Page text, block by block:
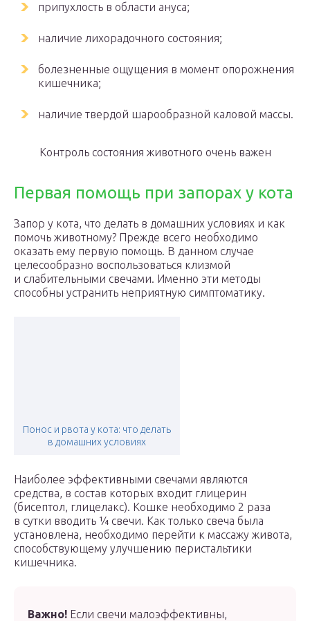
припухлость в области ануса;
наличие лихорадочного состояния;
болезненные ощущения в момент опорожнения
кишечника;
наличие твердой шарообразной каловой массы.
Контроль состояния животного очень важен
Первая помощь при запорах у кота
Запор у кота, что делать в домашних условиях и как
помочь животному? Прежде всего необходимо
оказать ему первую помощь. В данном случае
целесообразно воспользоваться клизмой
и слабительными свечами. Именно эти методы
способны устранить неприятную симптоматику.
Понос и рвота у кота: что делать
в домашних условиях
Наиболее эффективными свечами являются
средства, в состав которых входит глицерин
(бисептол, глицелакс). Кошке необходимо 2 раза
в сутки вводить ¼ свечи. Как только свеча была
установлена, необходимо перейти к массажу живота,
способствующему улучшению перистальтики
кишечника.
Важно! Если свечи малоэффективны,